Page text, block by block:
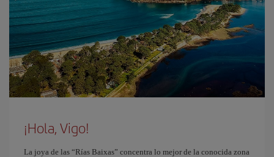
¡Hola, Vigo!
La joya de las “Rías Baixas” concentra lo mejor de la conocida zona